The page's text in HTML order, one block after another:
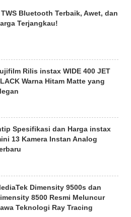
TWS Bluetooth Terbaik, Awet, dan
Terjangkau!
Rilis instax WIDE 400 JET
Warna Hitam Matte yang
Spesifikasi dan Harga instax
13 Kamera Instan Analog
Dimensity 9500s dan
8500 Resmi Meluncur
Teknologi Ray Tracing